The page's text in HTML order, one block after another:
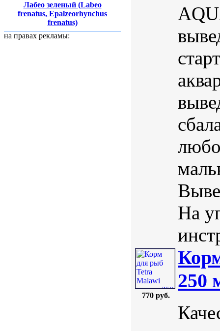
Лабео зеленый (Labeo
frenatus, Epalzeorhynchus
frenatus)
на правах рекламы:
На
770 руб.
250